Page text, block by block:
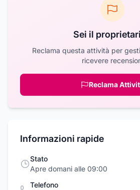
Sei il
Reclama questa attività per
ricevere
Reclama
Informazioni rapide
Stato
Apre domani alle 09:00
Telefono